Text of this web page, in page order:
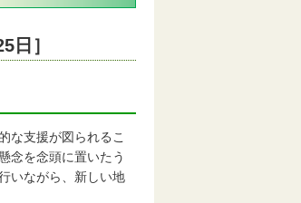
日］
な支援が図られるこ
念を念頭に置いたう
いながら、新しい地